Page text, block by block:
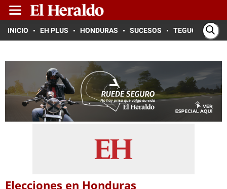
INICIO EH PLUS HONDURAS SUCESOS TEGUCIGALPA
Elecciones en Honduras